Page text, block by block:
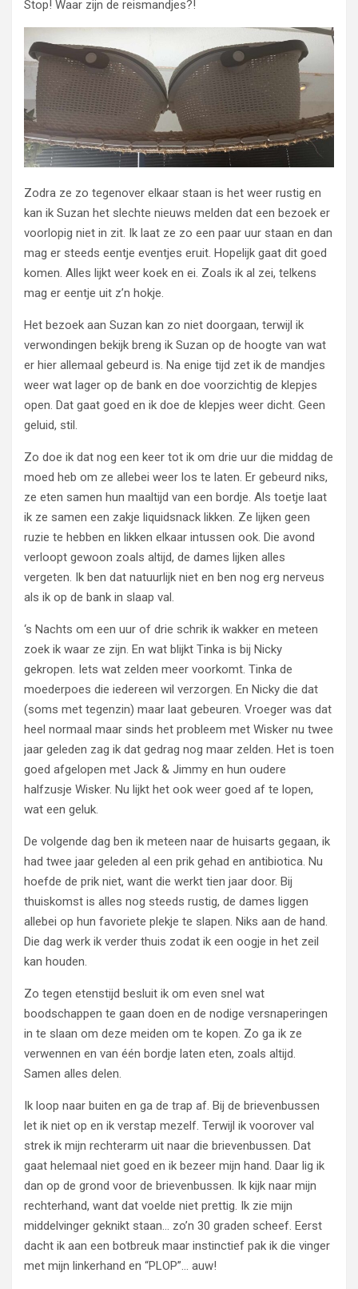
Stop! Waar zijn de reismandjes?!
Zodra ze zo tegenover elkaar staan is het weer rustig en
kan ik Suzan het slechte nieuws melden dat een bezoek er
voorlopig niet in zit. Ik laat ze zo een paar uur staan en dan
mag er steeds eentje eventjes eruit. Hopelijk gaat dit goed
komen. Alles lijkt weer koek en ei. Zoals ik al zei, telkens
mag er eentje uit z’n hokje.
Het bezoek aan Suzan kan zo niet doorgaan, terwijl ik
verwondingen bekijk breng ik Suzan op de hoogte van wat
er hier allemaal gebeurd is. Na enige tijd zet ik de mandjes
weer wat lager op de bank en doe voorzichtig de klepjes
open. Dat gaat goed en ik doe de klepjes weer dicht. Geen
geluid, stil.
Zo doe ik dat nog een keer tot ik om drie uur die middag de
moed heb om ze allebei weer los te laten. Er gebeurd niks,
ze eten samen hun maaltijd van een bordje. Als toetje laat
ik ze samen een zakje liquidsnack likken. Ze lijken geen
ruzie te hebben en likken elkaar intussen ook. Die avond
verloopt gewoon zoals altijd, de dames lijken alles
vergeten. Ik ben dat natuurlijk niet en ben nog erg nerveus
als ik op de bank in slaap val.
‘s Nachts om een uur of drie schrik ik wakker en meteen
zoek ik waar ze zijn. En wat blijkt Tinka is bij Nicky
gekropen. Iets wat zelden meer voorkomt. Tinka de
moederpoes die iedereen wil verzorgen. En Nicky die dat
(soms met tegenzin) maar laat gebeuren. Vroeger was dat
heel normaal maar sinds het probleem met Wisker nu twee
jaar geleden zag ik dat gedrag nog maar zelden. Het is toen
goed afgelopen met Jack & Jimmy en hun oudere
halfzusje Wisker. Nu lijkt het ook weer goed af te lopen,
wat een geluk.
De volgende dag ben ik meteen naar de huisarts gegaan, ik
had twee jaar geleden al een prik gehad en antibiotica. Nu
hoefde de prik niet, want die werkt tien jaar door. Bij
thuiskomst is alles nog steeds rustig, de dames liggen
allebei op hun favoriete plekje te slapen. Niks aan de hand.
Die dag werk ik verder thuis zodat ik een oogje in het zeil
kan houden.
Zo tegen etenstijd besluit ik om even snel wat
boodschappen te gaan doen en de nodige versnaperingen
in te slaan om deze meiden om te kopen. Zo ga ik ze
verwennen en van één bordje laten eten, zoals altijd.
Samen alles delen.
Ik loop naar buiten en ga de trap af. Bij de brievenbussen
let ik niet op en ik verstap mezelf. Terwijl ik voorover val
strek ik mijn rechterarm uit naar die brievenbussen. Dat
gaat helemaal niet goed en ik bezeer mijn hand. Daar lig ik
dan op de grond voor de brievenbussen. Ik kijk naar mijn
rechterhand, want dat voelde niet prettig. Ik zie mijn
middelvinger geknikt staan… zo’n 30 graden scheef. Eerst
dacht ik aan een botbreuk maar instinctief pak ik die vinger
met mijn linkerhand en “PLOP”… auw!